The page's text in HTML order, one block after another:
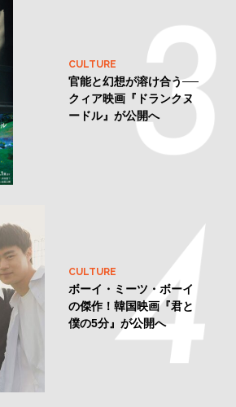
CULTURE
官能と幻想が溶け合う──
クィア映画『ドランクヌ
ードル』が公開へ
CULTURE
ボーイ・ミーツ・ボーイ
の傑作！韓国映画『君と
僕の5分』が公開へ